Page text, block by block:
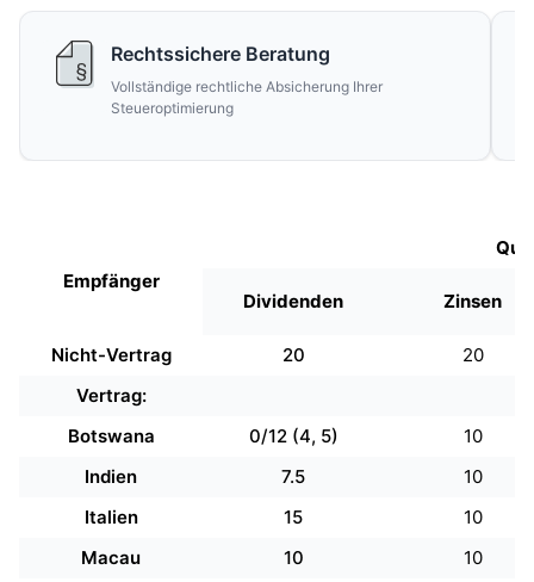
Rechtssichere Beratung
Vollständige rechtliche Absicherung Ihrer
Steueroptimierung
Empfänger
Dividenden Zinsen
Nicht-Vertrag 20
20
Vertrag:
Botswana
0/12 (4, 5)
10
Indien
7.5
10
Italien
15
10
Macau
10
10